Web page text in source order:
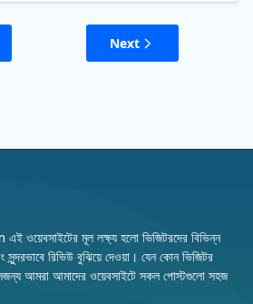
Next
মূল লক্ষ্য হলো ভিজিটরদের বিভিন্ন
রিভিউ বুঝিয়ে দেওয়া। যেন কোন ভিজিটর
আমরা আমাদের ওয়েবসাইটে সকল পোস্টগুলো সহজ